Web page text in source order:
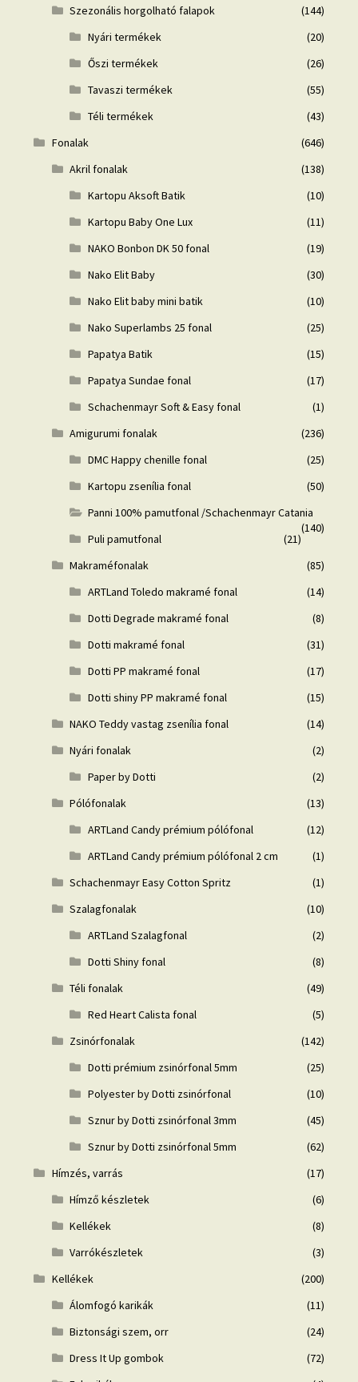
Szezonális horgolható falapok
(144)
Nyári termékek
(20)
Őszi termékek
(26)
Tavaszi termékek
(55)
Téli termékek
(43)
Fonalak
(646)
Akril fonalak
(138)
Kartopu Aksoft Batik
(10)
Kartopu Baby One Lux
(11)
NAKO Bonbon DK 50 fonal
(19)
Nako Elit Baby
(30)
Nako Elit baby mini batik
(10)
Nako Superlambs 25 fonal
(25)
Papatya Batik
(15)
Papatya Sundae fonal
(17)
Schachenmayr Soft & Easy fonal
(1)
Amigurumi fonalak
(236)
DMC Happy chenille fonal
(25)
Kartopu zsenília fonal
(50)
Panni 100% pamutfonal /Schachenmayr Catania
(140)
Puli pamutfonal
(21)
Makraméfonalak
(85)
ARTLand Toledo makramé fonal
(14)
Dotti Degrade makramé fonal
(8)
Dotti makramé fonal
(31)
Dotti PP makramé fonal
(17)
Dotti shiny PP makramé fonal
(15)
NAKO Teddy vastag zsenília fonal
(14)
Nyári fonalak
(2)
Paper by Dotti
(2)
Pólófonalak
(13)
ARTLand Candy prémium pólófonal
(12)
ARTLand Candy prémium pólófonal 2 cm
(1)
Schachenmayr Easy Cotton Spritz
(1)
Szalagfonalak
(10)
ARTLand Szalagfonal
(2)
Dotti Shiny fonal
(8)
Téli fonalak
(49)
Red Heart Calista fonal
(5)
Zsinórfonalak
(142)
Dotti prémium zsinórfonal 5mm
(25)
Polyester by Dotti zsinórfonal
(10)
Sznur by Dotti zsinórfonal 3mm
(45)
Sznur by Dotti zsinórfonal 5mm
(62)
Hímzés, varrás
(17)
Hímző készletek
(6)
Kellékek
(8)
Varrókészletek
(3)
Kellékek
(200)
Álomfogó karikák
(11)
Biztonsági szem, orr
(24)
Dress It Up gombok
(72)